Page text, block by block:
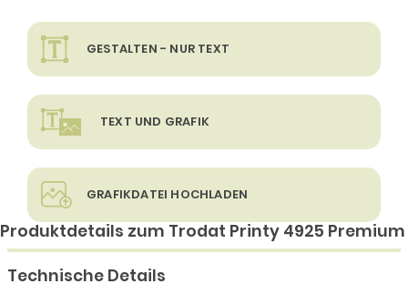
GESTALTEN - NUR TEXT
TEXT UND GRAFIK
GRAFIKDATEI HOCHLADEN
Produktdetails zum Trodat Printy 4925 Premium
Technische Details